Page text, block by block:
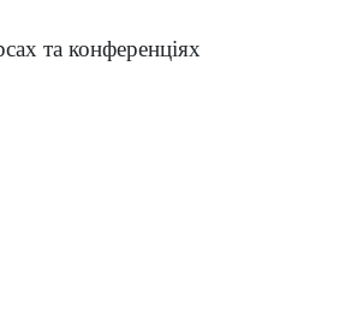
та конференціях